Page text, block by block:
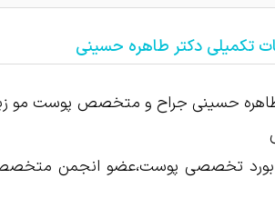
خوبه
فوق العاده خوش برخورد و حرفه ای
تکمیلی دکتر طاهره حسینی
حسینی جراح و متخصص پوست مو
بورد تخصصی پوست،عضو انجمن